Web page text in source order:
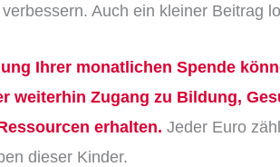
Auch ein kleiner Beitrag
Ihrer monatlichen Spende
weiterhin Zugang zu Bildung,
erhalten. Jeder Euro
dieser Kinder.